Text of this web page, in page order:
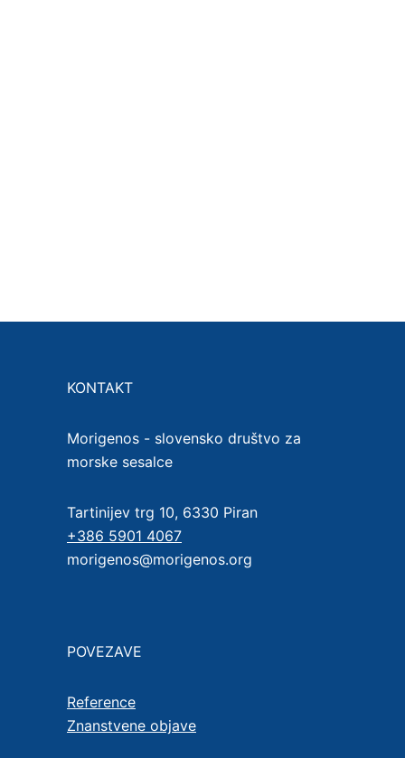
KONTAKT
Morigenos - slovensko društvo za
morske sesalce
Tartinijev trg 10, 6330 Piran
+386 5901 4067
morigenos@morigenos.org
POVEZAVE
Reference
Znanstvene objave